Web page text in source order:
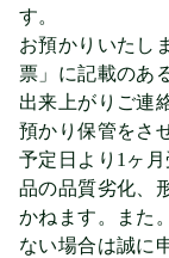
す。
お預かりいたし
票」に記載のあ
出来上がりご連
預かり保管をさ
予定日より1ヶ
品の品質劣化、
かねます。また
ない場合は誠に